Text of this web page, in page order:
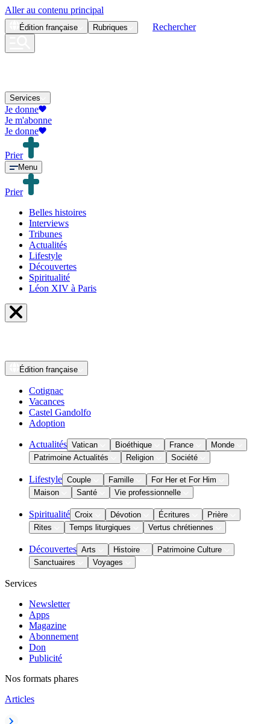
Aller au contenu principal
Édition française Rubriques Rechercher
Services
Je donne
Je m'abonne
Je donne
Prier
Menu
Prier
Belles histoires
Interviews
Tribunes
Actualités
Lifestyle
Découvertes
Spiritualité
Léon XIV à Paris
Édition française
Cotignac
Vacances
Castel Gandolfo
Adoption
Actualités Vatican Bioéthique France
Monde
Patrimoine Actualités
Religion Société
Lifestyle Couple Famille
For Her et For Him
Maison
Santé Vie professionnelle
Spiritualité Croix Dévotion Écritures
Prière
Rites
Temps liturgiques Vertus chrétiennes
Découvertes Arts Histoire
Patrimoine Culture
Sanctuaires
Voyages
Services
Newsletter
Apps
Magazine
Abonnement
Don
Publicité
Nos formats phares
Articles